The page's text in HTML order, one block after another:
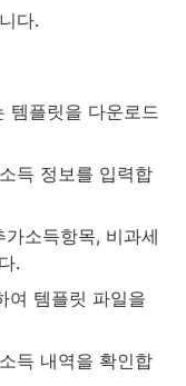
다.
템플릿을 다운로드
득 정보를 입력합
소득항목, 비과세
.
여 템플릿 파일을
득 내역을 확인합